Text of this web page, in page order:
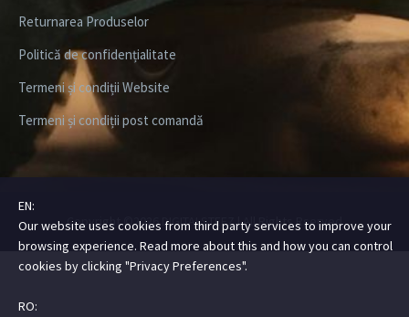
Returnarea Produselor
Politică de confidențialitate
Termeni și condiții Website
Termeni și condiții post comandă
Copyright ©2026 DIGITALSTEEZ| All Rights Rserved
EN:
Our website uses cookies from third party services to improve your
browsing experience. Read more about this and how you can control
cookies by clicking "Privacy Preferences".
RO: